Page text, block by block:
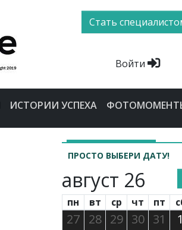
Стать
Войти
ИСТОРИИ УСПЕХА
ПРОСТО ВЫБЕРИ ДАТУ!
август 26
пн вт ср чт пт
27 28 29 30 31 1